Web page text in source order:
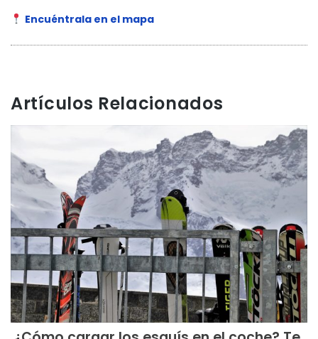
Encuéntrala en el mapa
Artículos Relacionados